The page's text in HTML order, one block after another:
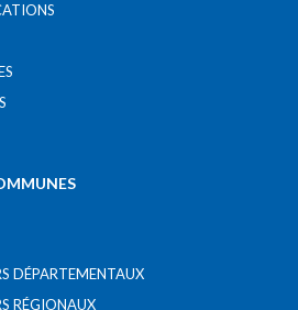
DÉPARTEMENTAUX
RÉGIONAUX